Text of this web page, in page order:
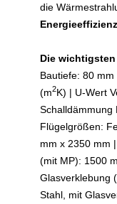
die
Energieeffizienz
Die
Bautiefe: 80
(m2K) | U-Wert
Schalldämmung
Flügelgrößen:
mm x 2350 mm
(mit MP): 1500
Glasverklebung
Stahl, mit